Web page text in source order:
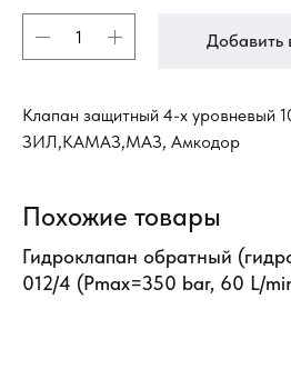
Добавить
Клапан защитный 4-х уровневый
ЗИЛ,КАМАЗ,МАЗ, Амкодор
Похожие товары
Гидроклапан обратный
012/4 (Pmax=350 bar, 60 L/